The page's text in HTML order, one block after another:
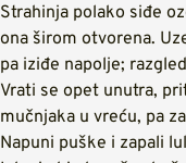
Strahinja polako siđe
ona širom otvorena.
pa iziđe napolje;
Vrati se opet unutra,
mučnjaka u vreću, pa
Napuni puške i zapali